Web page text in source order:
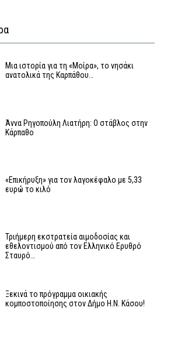
Μια ιστορία για τη «Μοίρα», το νησάκι
ανατολικά της Καρπάθου…
Άννα Ρηγοπούλη Λιατήρη: Ο στάβλος στην
Κάρπαθο
«Επικήρυξη» για τον λαγοκέφαλο με 5,33
ευρώ το κιλό
Τριήμερη εκστρατεία αιμοδοσίας και
εθελοντισμού από τον Ελληνικό Ερυθρό
Σταυρό…
Ξεκινά το πρόγραμμα οικιακής
κομποστοποίησης στον Δήμο Η.Ν. Κάσου!